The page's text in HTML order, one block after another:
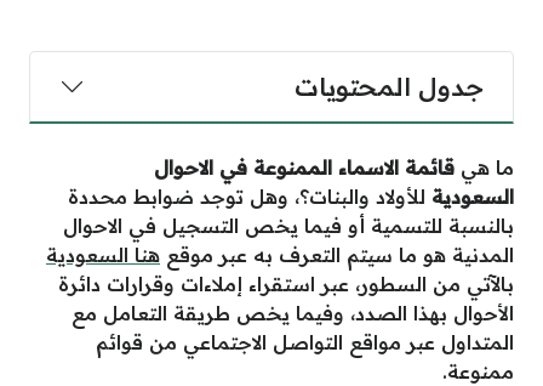
جدول المحتويات
ما هي قائمة الاسماء الممنوعة في الاحوال
السعودية للأولاد والبنات؟، وهل توجد ضوابط محددة
بالنسبة للتسمية أو فيما يخص التسجيل في الاحوال
المدنية هو ما سيتم التعرف به عبر موقع هنا السعودية
بالآتي من السطور، عبر استقراء إملاءات وقرارات دائرة
الأحوال بهذا الصدد، وفيما يخص طريقة التعامل مع
المتداول عبر مواقع التواصل الاجتماعي من قوائم
ممنوعة.